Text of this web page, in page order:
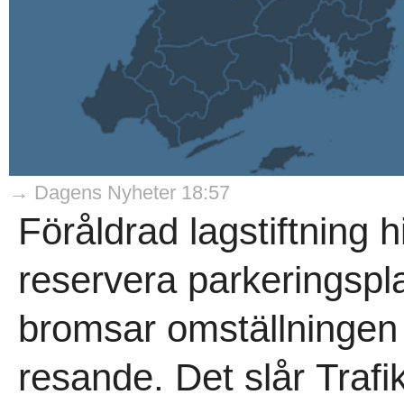
→ Dagens Nyheter 18:57
Föråldrad lagstiftning
reservera
bromsar
resande. Det slår